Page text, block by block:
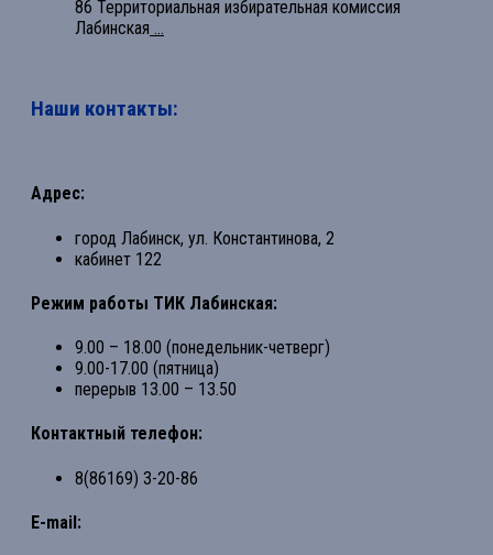
86 Территориальная избирательная комиссия
Лабинская ...
Наши контакты:
Адрес:
город Лабинск, ул. Константинова, 2
кабинет 122
Режим работы ТИК Лабинская:
9.00 – 18.00 (понедельник-четверг)
9.00-17.00 (пятница)
перерыв 13.00 – 13.50
Контактный телефон:
8(86169) 3-20-86
E-mail: